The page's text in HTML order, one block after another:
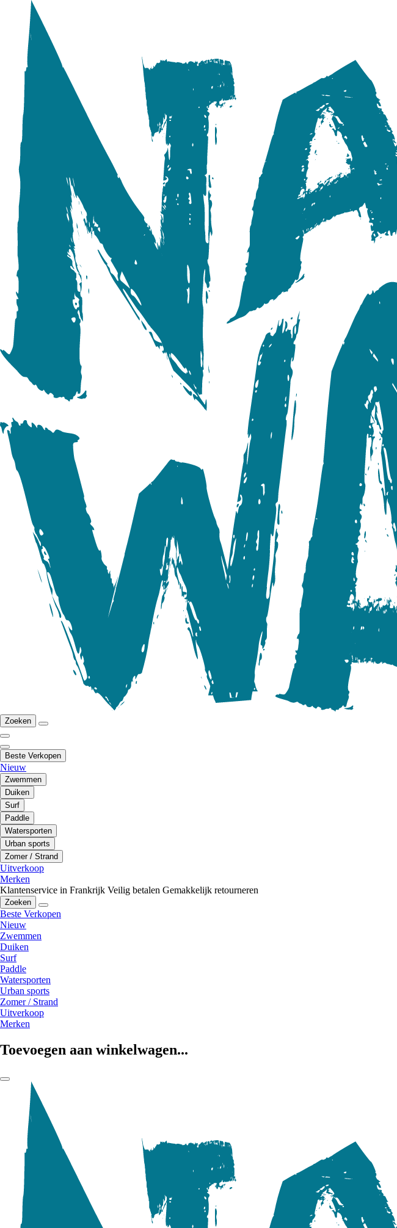
Zoeken
Beste Verkopen
Nieuw
Zwemmen
Duiken
Surf
Paddle
Watersporten
Urban sports
Zomer / Strand
Uitverkoop
Merken
Klantenservice in Frankrijk Veilig betalen Gemakkelijk retourneren
Zoeken
Beste Verkopen
Nieuw
Zwemmen
Duiken
Surf
Paddle
Watersporten
Urban sports
Zomer / Strand
Uitverkoop
Merken
Toevoegen aan winkelwagen...